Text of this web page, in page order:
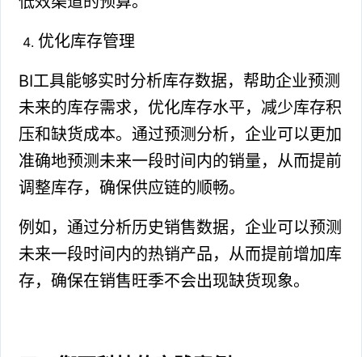
优化库存管理
BI工具能够实时分析库存数据，帮助企业预测
未来的库存需求，优化库存水平，减少库存积
压和缺货成本。通过预测分析，企业可以更加
准确地预测未来一段时间内的销量，从而提前
调整库存，确保供应链的顺畅。
例如，通过分析历史销售数据，企业可以预测
未来一段时间内的热销产品，从而提前增加库
存，确保在销售旺季不会出现缺货现象。